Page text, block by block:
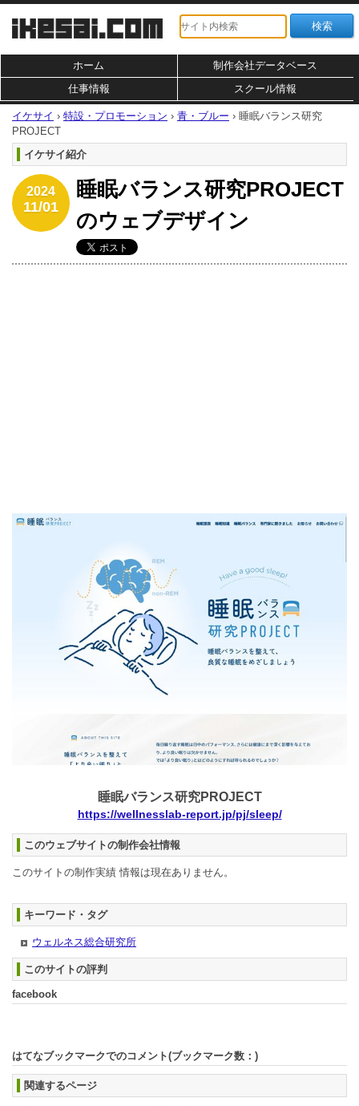
ホーム
制作会社データベース
仕事情報
スクール情報
イケサイ › 特設・プロモーション › 青・ブルー › 睡眠バランス研究
PROJECT
イケサイ紹介
2024
11/01
睡眠バランス研究PROJECT
のウェブデザイン
睡眠バランス研究PROJECT
https://wellnesslab-report.jp/pj/sleep/
このウェブサイトの制作会社情報
このサイトの制作実績 情報は現在ありません。
キーワード・タグ
ウェルネス総合研究所
このサイトの評判
facebook
はてなブックマークでのコメント(ブックマーク数： )
関連するページ